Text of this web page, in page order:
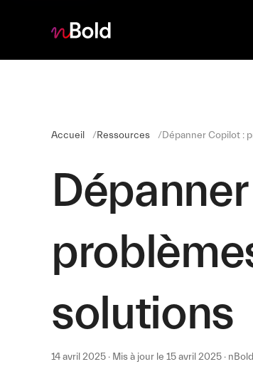
Accueil Ressources Dépanner Copilot :
solutions
14 avril 2025 · Mis à jour le 15 avril 2025 · nBold